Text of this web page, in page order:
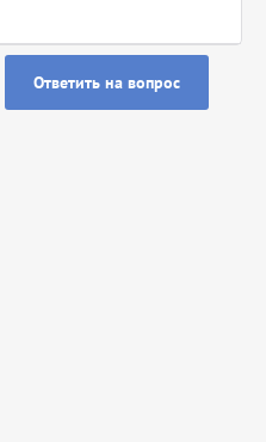
Ответить на вопрос